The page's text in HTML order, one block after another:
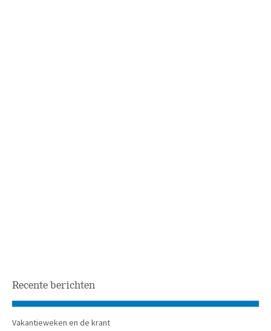
Recente berichten
Vakantieweken en de krant